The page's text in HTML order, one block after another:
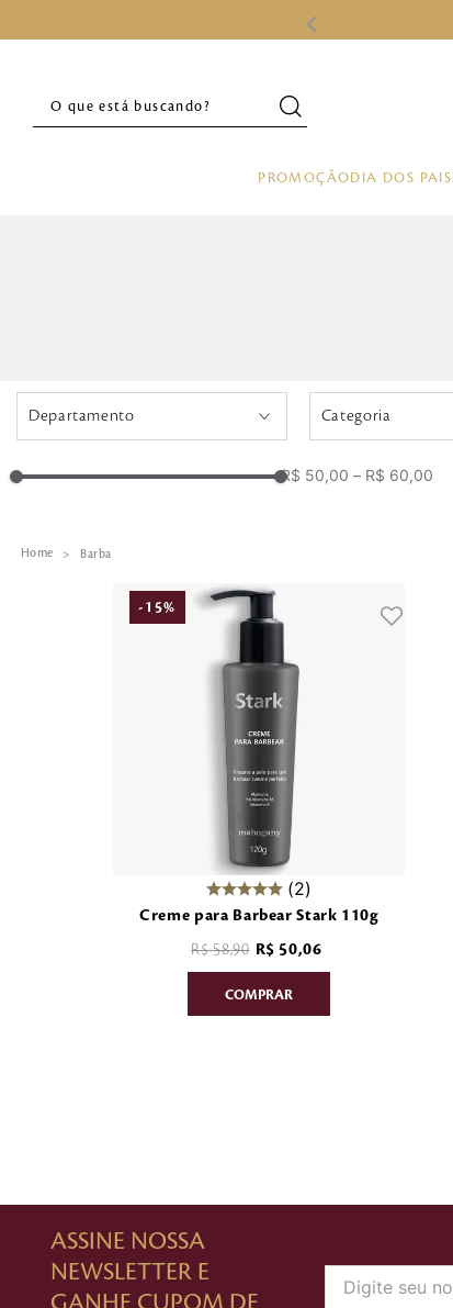
O que está buscando?
PROMOÇÃODIA DOS PAIS
Departamento Categoria
R$ 50,00 – R$ 60,00
Barba
- 15%
2
Creme para Barbear Stark 110g
R$ 58,90 R$ 50,06
ASSINE NOSSA
NEWSLETTER E
GANHE CUPOM DE